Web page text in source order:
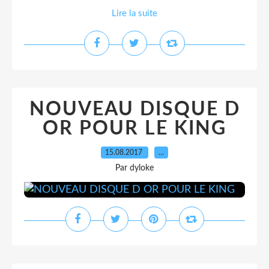
Lire la suite
NOUVEAU DISQUE D
OR POUR LE KING
15.08.2017 …
Par dyloke